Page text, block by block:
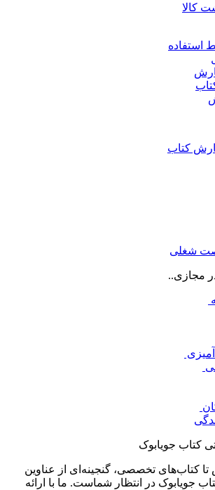
استفاده
کتاب
شغلی
مجازی..
کتاب جویابوک
کتاب‌های تخصصی، گنجینه‌ای از عناوین
جویابوک در انتظار شماست. ما با ارائه